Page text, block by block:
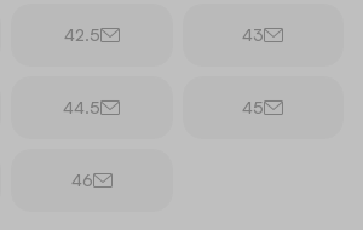
42.5 43
44.5 45
46